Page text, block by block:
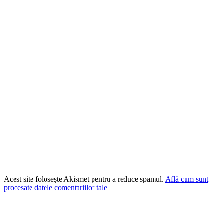
Acest site folosește Akismet pentru a reduce spamul. Află cum sunt
procesate datele comentariilor tale.